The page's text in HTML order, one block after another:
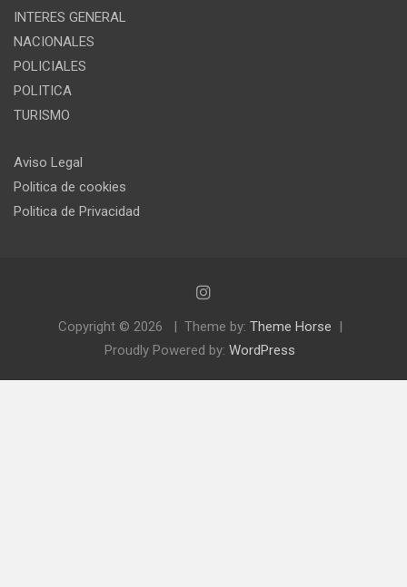
INTERES GENERAL
NACIONALES
POLICIALES
POLITICA
TURISMO
Aviso Legal
Politica de cookies
Politica de Privacidad
Copyright © 2026 Theme by: Theme Horse
Proudly Powered by: WordPress